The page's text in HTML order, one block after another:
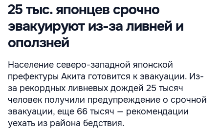
25 тыс. японцев срочно
эвакуируют из-за ливней и
оползней
Население северо-западной японской
префектуры Акита готовится к эвакуации. Из-
за рекордных ливневых дождей 25 тысяч
человек получили предупреждение о срочной
эвакуации, еще 66 тысяч — рекомендации
уехать из района бедствия.